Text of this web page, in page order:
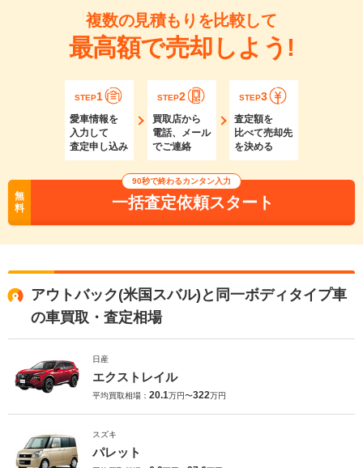
複数の見積もりを比較して
最高額で売却しよう!
STEP1
愛車情報を
入力して
査定申し込み
STEP2
買取店から
電話、メール
でご連絡
STEP3
査定額を
比べて売却先
を決める
無
料
90秒で終わるカンタン入力
一括査定依頼スタート
アウトバック(米国スバル)と同一ボディタイプ車
の車買取・査定相場
日産
エクストレイル
平均買取相場： 20.1万円〜322万円
スズキ
パレット